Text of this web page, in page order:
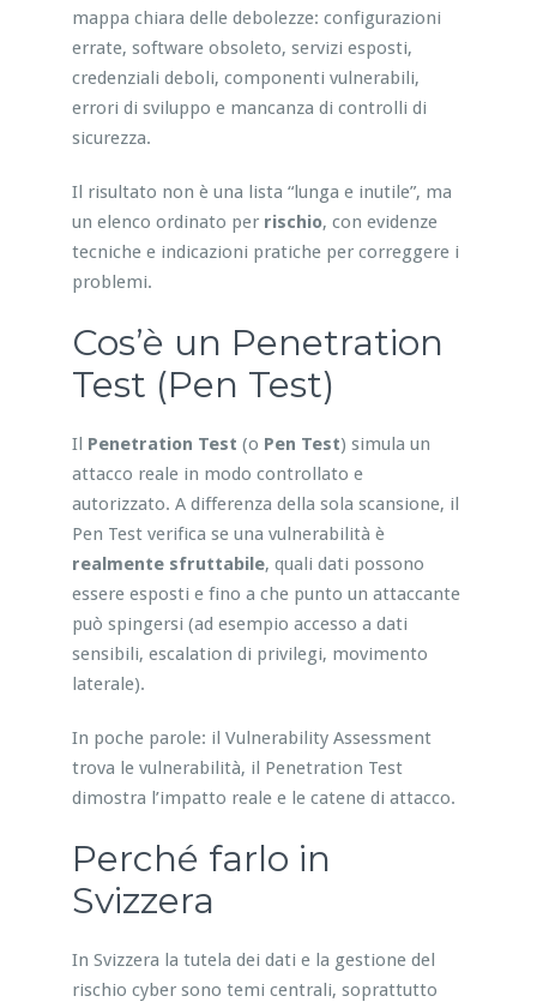
mappa chiara delle debolezze: configurazioni
errate, software obsoleto, servizi esposti,
credenziali deboli, componenti vulnerabili,
errori di sviluppo e mancanza di controlli di
sicurezza.
Il risultato non è una lista “lunga e inutile”, ma
un elenco ordinato per rischio, con evidenze
tecniche e indicazioni pratiche per correggere i
problemi.
Cos’è un Penetration
Test (Pen Test)
Il Penetration Test (o Pen Test) simula un
attacco reale in modo controllato e
autorizzato. A differenza della sola scansione, il
Pen Test verifica se una vulnerabilità è
realmente sfruttabile, quali dati possono
essere esposti e fino a che punto un attaccante
può spingersi (ad esempio accesso a dati
sensibili, escalation di privilegi, movimento
laterale).
In poche parole: il Vulnerability Assessment
trova le vulnerabilità, il Penetration Test
dimostra l’impatto reale e le catene di attacco.
Perché farlo in
Svizzera
In Svizzera la tutela dei dati e la gestione del
rischio cyber sono temi centrali, soprattutto